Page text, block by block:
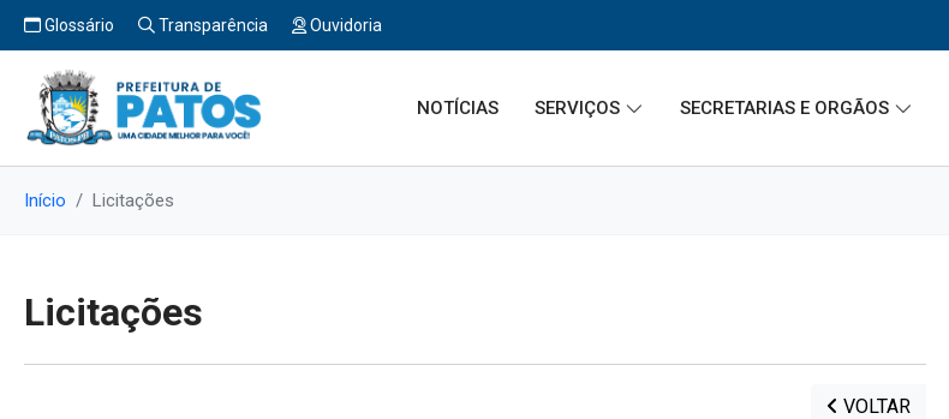
Glossário Transparência Ouvidoria
NOTÍCIAS SERVIÇOS SECRETARIAS E ORGÃOS
Início Licitações
Licitações
VOLTAR